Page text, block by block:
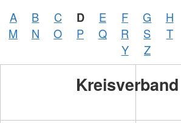
A B C D E F G H
M
N O P Q R S T
Y
Z
Kreisverband